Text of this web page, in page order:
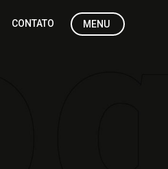
CONTATO MENU